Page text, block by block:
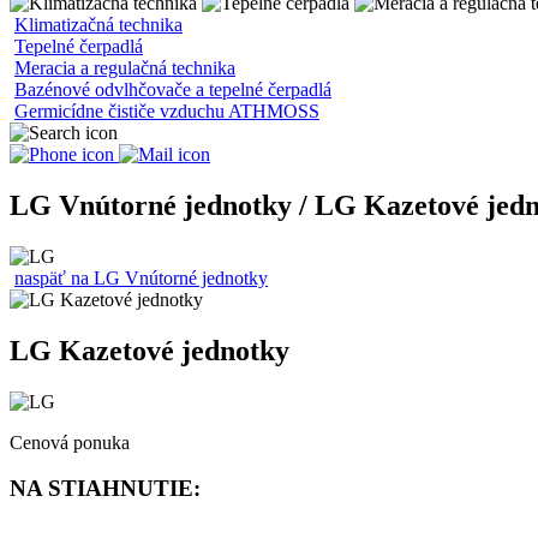
Klimatizačná technika
Tepelné čerpadlá
Meracia a regulačná technika
Bazénové odvlhčovače a tepelné čerpadlá
Germicídne čističe vzduchu ATHMOSS
LG Vnútorné jednotky / LG Kazetové
naspäť na LG Vnútorné jednotky
LG Kazetové jednotky
Cenová ponuka
NA STIAHNUTIE: